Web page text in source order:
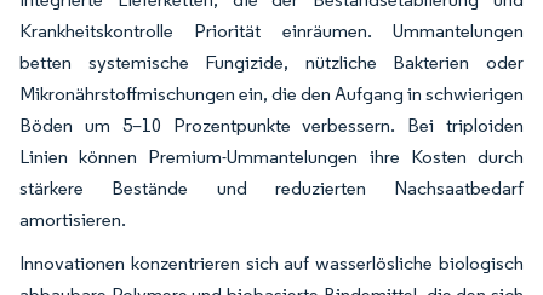
Krankheitskontrolle Priorität einräumen. Ummantelungen
betten systemische Fungizide, nützliche Bakterien oder
Mikronährstoffmischungen ein, die den Aufgang in schwierigen
Böden um 5–10 Prozentpunkte verbessern. Bei triploiden
Linien können Premium-Ummantelungen ihre Kosten durch
stärkere Bestände und reduzierten Nachsaatbedarf
amortisieren.
Innovationen konzentrieren sich auf wasserlösliche biologisch